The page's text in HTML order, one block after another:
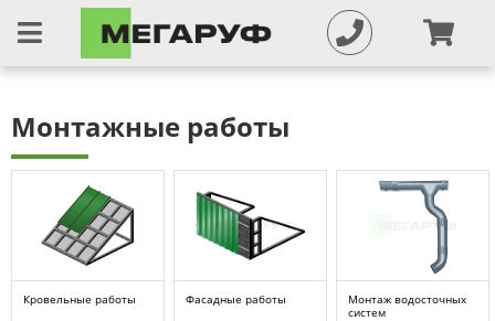
Монтажные работы
Кровельные работы Фасадные работы
Монтаж водосточных
систем